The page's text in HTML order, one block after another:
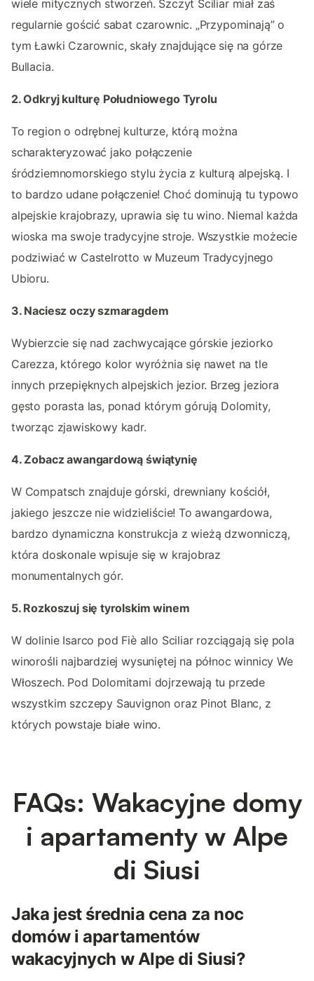
wiele mitycznych stworzeń. Szczyt Sciliar miał zaś
regularnie gościć sabat czarownic. „Przypominają” o
tym Ławki Czarownic, skały znajdujące się na górze
Bullacia.
2. Odkryj kulturę Południowego Tyrolu
To region o odrębnej kulturze, którą można
scharakteryzować jako połączenie
śródziemnomorskiego stylu życia z kulturą alpejską. I
to bardzo udane połączenie! Choć dominują tu typowo
alpejskie krajobrazy, uprawia się tu wino. Niemal każda
wioska ma swoje tradycyjne stroje. Wszystkie możecie
podziwiać w Castelrotto w Muzeum Tradycyjnego
Ubioru.
3. Naciesz oczy szmaragdem
Wybierzcie się nad zachwycające górskie jeziorko
Carezza, którego kolor wyróżnia się nawet na tle
innych przepięknych alpejskich jezior. Brzeg jeziora
gęsto porasta las, ponad którym górują Dolomity,
tworząc zjawiskowy kadr.
4. Zobacz awangardową świątynię
W Compatsch znajduje górski, drewniany kościół,
jakiego jeszcze nie widzieliście! To awangardowa,
bardzo dynamiczna konstrukcja z wieżą dzwonniczą,
która doskonale wpisuje się w krajobraz
monumentalnych gór.
5. Rozkoszuj się tyrolskim winem
W dolinie Isarco pod Fiè allo Sciliar rozciągają się pola
winorośli najbardziej wysuniętej na północ winnicy We
Włoszech. Pod Dolomitami dojrzewają tu przede
wszystkim szczepy Sauvignon oraz Pinot Blanc, z
których powstaje białe wino.
FAQs: Wakacyjne domy
i apartamenty w Alpe
di Siusi
Jaka jest średnia cena za noc
domów i apartamentów
wakacyjnych w Alpe di Siusi?